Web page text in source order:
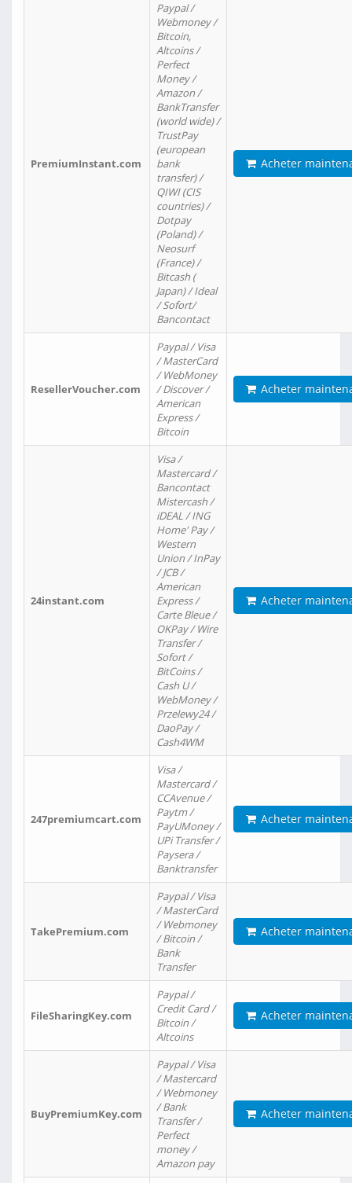
PremiumInstant.com
Paypal /
Webmoney /
Bitcoin,
Altcoins /
Perfect
Money /
Amazon /
BankTransfer
(world wide) /
TrustPay
(european
bank
transfer) /
QIWI (CIS
countries) /
Dotpay
(Poland) /
Neosurf
(France) /
Bitcash (
Japan) / Ideal
/ Sofort/
Bancontact
Acheter
ResellerVoucher.com
Paypal / Visa
/ MasterCard
/ WebMoney
/ Discover /
American
Express /
Bitcoin
Acheter
24instant.com
Visa /
Mastercard /
Bancontact
Mistercash /
iDEAL / ING
Home' Pay /
Western
Union / InPay
/ JCB /
American
Express /
Carte Bleue /
OKPay / Wire
Transfer /
Sofort /
BitCoins /
Cash U /
WebMoney /
Przelewy24 /
DaoPay /
Cash4WM
Acheter
247premiumcart.com
Visa /
Mastercard /
CCAvenue /
Paytm /
PayUMoney /
UPi Transfer /
Paysera /
Banktransfer
Acheter
TakePremium.com
Paypal / Visa
/ MasterCard
/ Webmoney
/ Bitcoin /
Bank
Transfer
Acheter
FileSharingKey.com
Paypal /
Credit Card /
Bitcoin /
Altcoins
Acheter
BuyPremiumKey.com
Paypal / Visa
/ Mastercard
/ Webmoney
/ Bank
Transfer /
Perfect
money /
Amazon pay
Acheter